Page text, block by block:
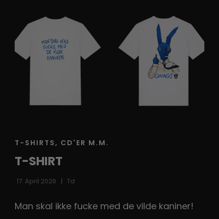
CAT
T-SHIRTS, CD'ER M.M.
T-SHIRT
17. April 2026 Td
Man skal ikke fucke med de vilde kaniner!